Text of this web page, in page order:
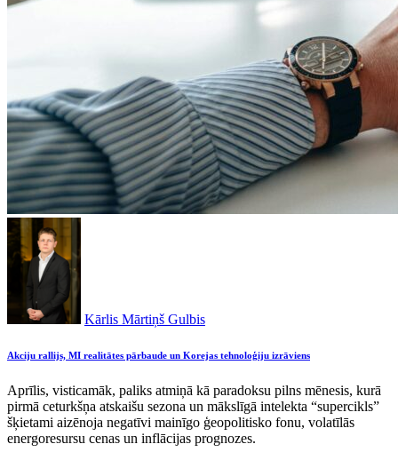
Kārlis Mārtiņš Gulbis
Akciju rallijs, MI realitātes pārbaude un Korejas tehnoloģiju izrāviens
Aprīlis, visticamāk, paliks atmiņā kā paradoksu pilns mēnesis, kurā
pirmā ceturkšņa atskaišu sezona un mākslīgā intelekta “supercikls”
šķietami aizēnoja negatīvi mainīgo ģeopolitisko fonu, volatīlās
energoresursu cenas un inflācijas prognozes.